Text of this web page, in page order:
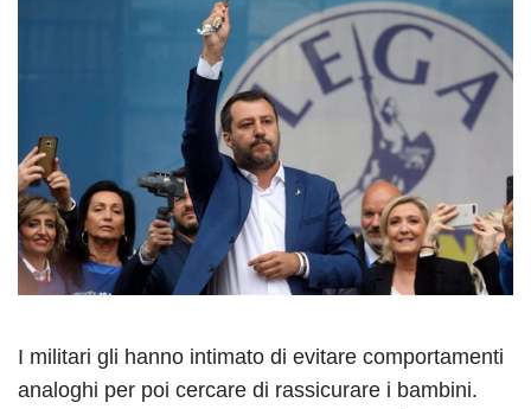
I militari gli hanno intimato di evitare comportamenti
analoghi per poi cercare di rassicurare i bambini.